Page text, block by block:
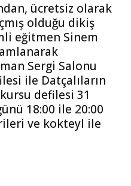
ücretsiz olarak
olduğu dikiş
eğitmen Sinem
Sergi Salonu
ile Datçalıların
kursu defilesi 31
18:00 ile 20:00
ve kokteyl ile